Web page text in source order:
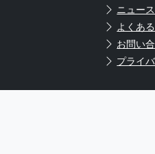
ニュー
よくあ
お問い
プライ